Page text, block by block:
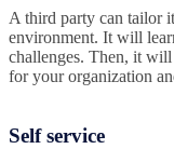
A third party can tailor
environment. It will
challenges. Then, it
for your organization
Self service